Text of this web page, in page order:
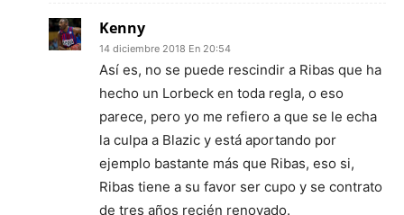
Kenny
14 diciembre 2018 En 20:54
Así es, no se puede rescindir a Ribas que ha
hecho un Lorbeck en toda regla, o eso
parece, pero yo me refiero a que se le echa
la culpa a Blazic y está aportando por
ejemplo bastante más que Ribas, eso si,
Ribas tiene a su favor ser cupo y se contrato
de tres años recién renovado.